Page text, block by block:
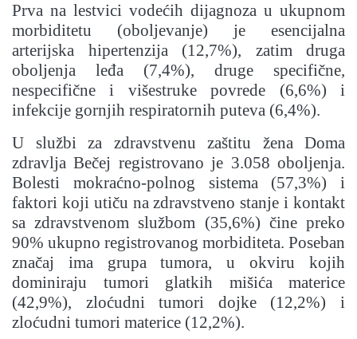
Prva na lestvici vodećih dijagnoza u ukupnom
morbiditetu (oboljevanje) je esencijalna
arterijska hipertenzija (12,7%), zatim druga
oboljenja leđa (7,4%), druge specifične,
nespecifične i višestruke povrede (6,6%) i
infekcije gornjih respiratornih puteva (6,4%).
U službi za zdravstvenu zaštitu žena Doma
zdravlja Bečej registrovano je 3.058 oboljenja.
Bolesti mokraćno-polnog sistema (57,3%) i
faktori koji utiču na zdravstveno stanje i kontakt
sa zdravstvenom službom (35,6%) čine preko
90% ukupno registrovanog morbiditeta. Poseban
značaj ima grupa tumora, u okviru kojih
dominiraju tumori glatkih mišića materice
(42,9%), zloćudni tumori dojke (12,2%) i
zloćudni tumori materice (12,2%).